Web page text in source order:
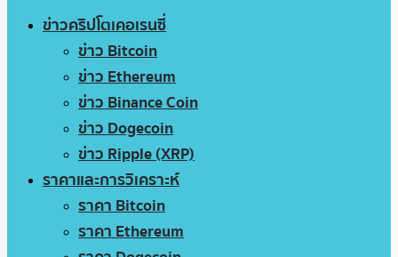
ข่าวคริปโตเคอเรนซี่
ข่าว Bitcoin
ข่าว Ethereum
ข่าว Binance Coin
ข่าว Dogecoin
ข่าว Ripple (XRP)
ราคาและการวิเคราะห์
ราคา Bitcoin
ราคา Ethereum